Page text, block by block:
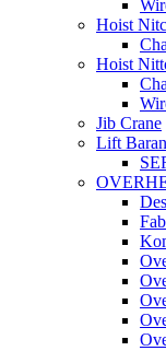
Hoist
Hoist
Jib Crane
Lift